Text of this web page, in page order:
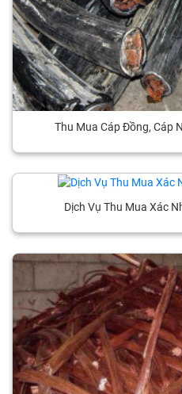
Thu Mua Cáp Đồng, Cáp
Dịch Vụ Thu Mua Xác